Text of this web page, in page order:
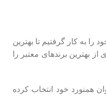
کالا تجربه ۱۰ ساله خود را به کار گرفتیم تا بهترین
بهترین برندهای معتبر را
همنورد خود انتخاب کرده